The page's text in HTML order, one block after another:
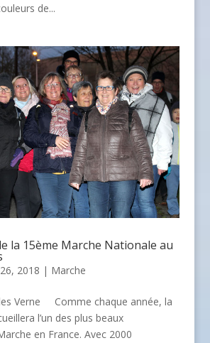
de...
la 15ème Marche Nationale au
2018 | Marche
Verne Comme chaque année, la
l’un des plus beaux
en France. Avec 2000